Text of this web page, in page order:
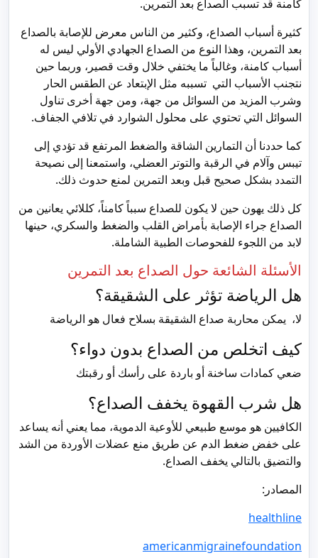
كامنة قد تسبب الصداع بعد التمرين.
كثيرة أسباب الصداع، وكثير من الناس معرض للإصابة بالصداع
بعد التمرين، وهذا النوع من الصداع الجهادي الأولي ليس له
أسباب كامنة، وغالباً ما يختفي خلال وقت قصير، وربما حين
نتجنب الأسباب التي تسببه مثل الإبتعاد عن الطقس الحار
وشرب المزيد من السوائل من جهة، ومن جهة أخرى تناول
السوائل التي تحتوي على محلول الشوارد في تلافي الجفاف.
كما حددنا أن التمارين الشاقة والضغط المرتفع قد تؤدي إلى
تيبس وآلام في الرقبة والتوتر العضلي، واستمعنا إلى نصيحة
التمدد بشكل صحيح قبل وبعد التمرين لمنع حدوث ذلك.
كل ذلك يهون حين لا يكون للصداع سبباً كامناً، كللائي يعانين من
الصداع جراء الإصابة بأمراض القلب والضغط والسكري، حينها
لابد من اللجوء للفحوصات الطبية الشاملة.
الأسئلة الشائعة حول الصداع بعد التمرين
هل الرياضة تؤثر على الشقيقة؟
لا، يمكن محاربة صداع الشقيقة بسلاح فعال هو الرياضة
كيف اتخلص من الصداع بدون دواء؟
ضعي كمادات ساخنة أو باردة على رأسك أو رقبتك
هل شرب القهوة يخفف الصداع؟
الكافيين هو موسع طبيعي للأوعية الدموية، مما يعني أنه يساعد
على خفض ضغط الدم عن طريق منع عضلات الأوردة من الشد
والتضيق بالتالي يخفف الصداع.
المصادر:
healthline
americanmigrainefoundation